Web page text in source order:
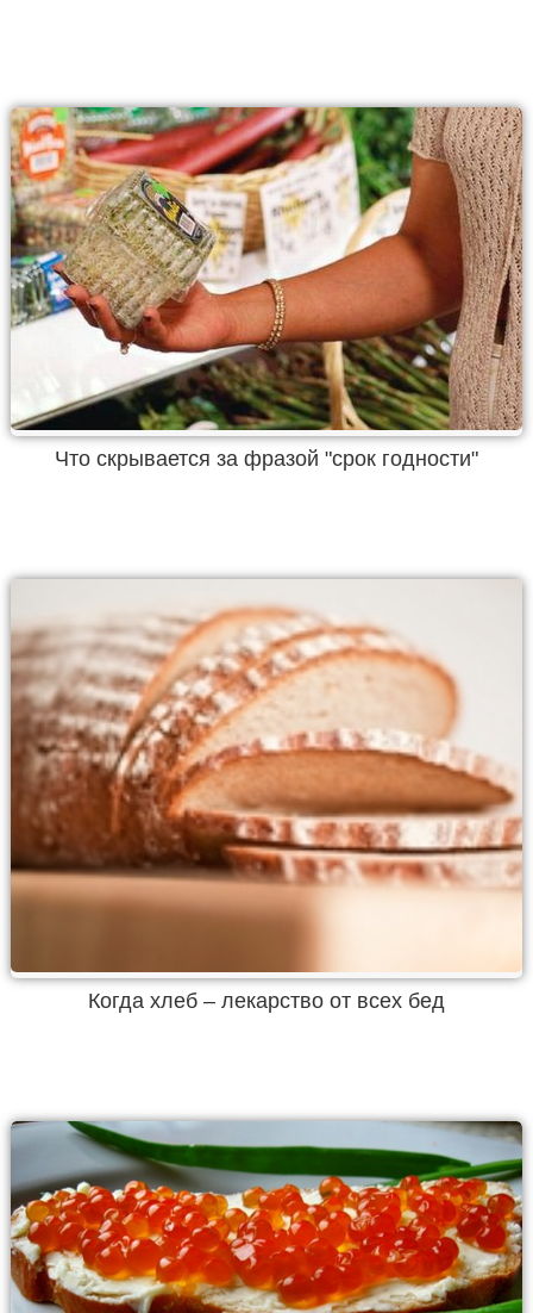
Что скрывается за фразой "срок годности"
Когда хлеб – лекарство от всех бед